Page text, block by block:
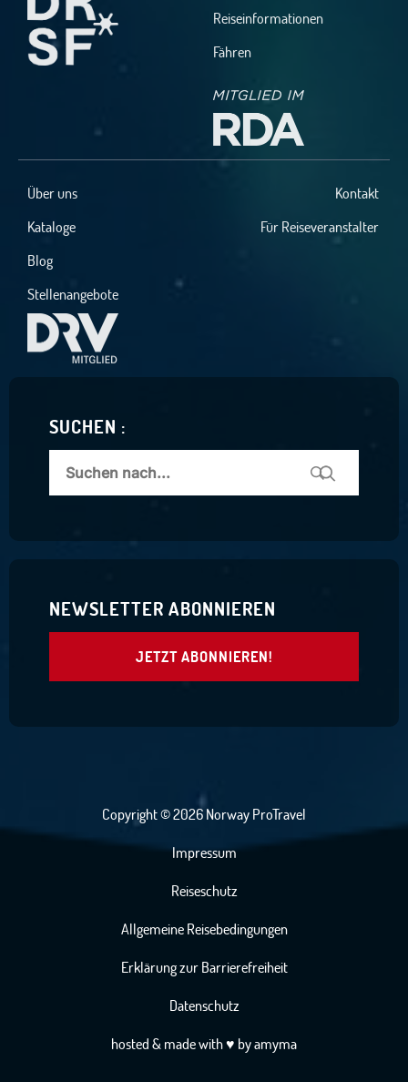
Reiseinformationen
Fähren
Über uns
Kontakt
Kataloge
Für Reiseveranstalter
Blog
Stellenangebote
SUCHEN :
NEWSLETTER ABONNIEREN
JETZT ABONNIEREN!
Copyright © 2026 Norway ProTravel
Impressum
Reiseschutz
Allgemeine Reisebedingungen
Erklärung zur Barrierefreiheit
Datenschutz
hosted & made with♥ byamyma